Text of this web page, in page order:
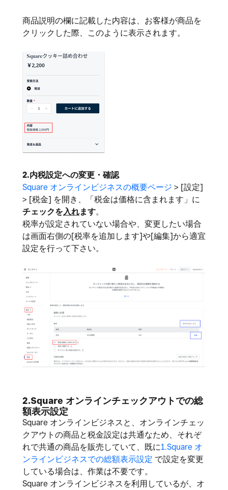
商品説明の欄に記載した内容は、お客様が商品を
クリックした際、このように表示されます。
2.内税設定への変更・確認
Square オンラインビジネスの概要ページ > [設定]
> [税金] を開き、「税金は価格に含まれます」に
チェックを入れます。
税率が設定されていない場合や、変更したい場合
は画面右側の[税率を追加します]や[編集]から適宜
設定を行って下さい。
2.Square オンラインチェックアウトでの総
額表示設定
Square オンラインビジネスと、オンラインチェッ
クアウトの商品と税金設定は共通なため、それぞ
れで共通の商品を販売していて、 既に1.Square オ
ンラインビジネスでの総額表示設定 で設定を変更
している場合は、作業は不要です。
Square オンラインビジネスを利用しているが、オ